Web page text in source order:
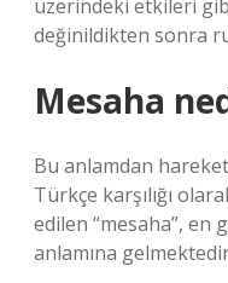
üzerindeki etkileri
değinildikten sonra
Mesaha
Bu anlamdan
Türkçe karşılığı
edilen “mesaha”, en
anlamına